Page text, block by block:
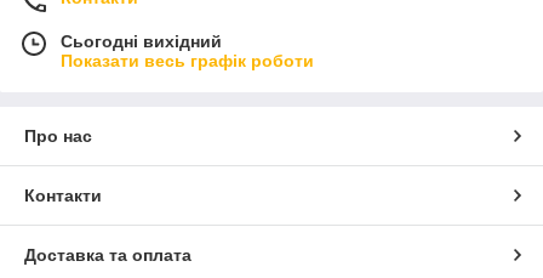
Сьогодні вихідний
Показати весь графік роботи
Про нас
Контакти
Доставка та оплата